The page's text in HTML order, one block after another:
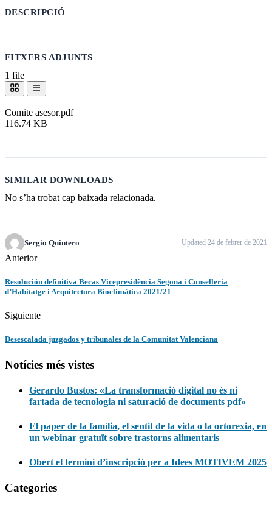
DESCRIPCIÓ
FITXERS ADJUNTS
1 file
Comite asesor.pdf
116.74 KB
SIMILAR DOWNLOADS
No s’ha trobat cap baixada relacionada.
Sergio Quintero Updated 24 de febrer de 2021
Anterior
Resolución definitiva Becas Vicepresidència Segona i Conselleria
d’Habitatge i Arquitectura Bioclimàtica 2021/21
Siguiente
Desescalada juzgados y tribunales de la Comunitat Valenciana
Notícies més vistes
Gerardo Bustos: «La transformació digital no és ni
fartada de tecnologia ni saturació de documents pdf»
El paper de la família, el sentit de la vida o la ortorexia, en
un webinar gratuït sobre trastorns alimentaris
Obert el termini d’inscripció per a Idees MOTIVEM 2025
Categories